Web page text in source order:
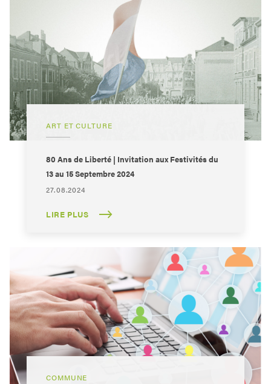
ART ET CULTURE
80 Ans de Liberté | Invitation aux Festivités du
13 au 15 Septembre 2024
27.08.2024
LIRE PLUS
COMMUNE